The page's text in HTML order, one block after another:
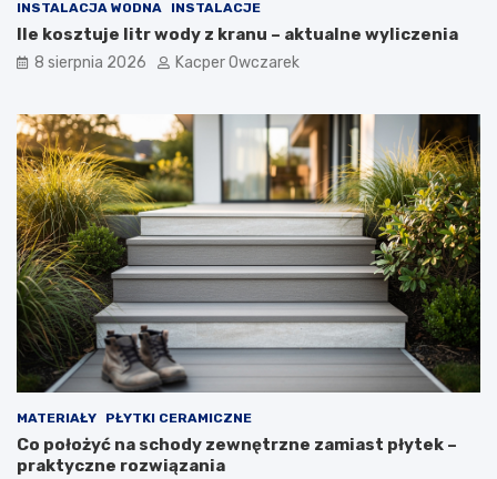
INSTALACJA WODNA INSTALACJE
Ile kosztuje litr wody z kranu – aktualne wyliczenia
8 sierpnia 2026 Kacper Owczarek
MATERIAŁY PŁYTKI CERAMICZNE
Co położyć na schody zewnętrzne zamiast płytek –
praktyczne rozwiązania